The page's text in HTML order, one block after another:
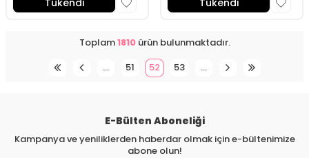
Toplam1810ürün bulunmaktadır.
…
51 52 53 …
E-Bülten Aboneliği
Kampanya ve yeniliklerden haberdar olmak için e-bültenimize
abone olun!